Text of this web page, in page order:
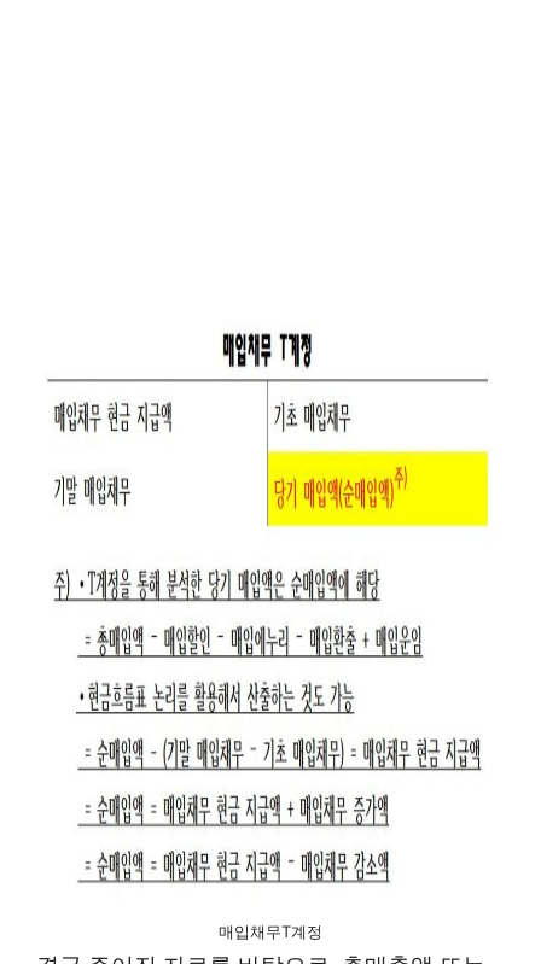
매입채무T계정